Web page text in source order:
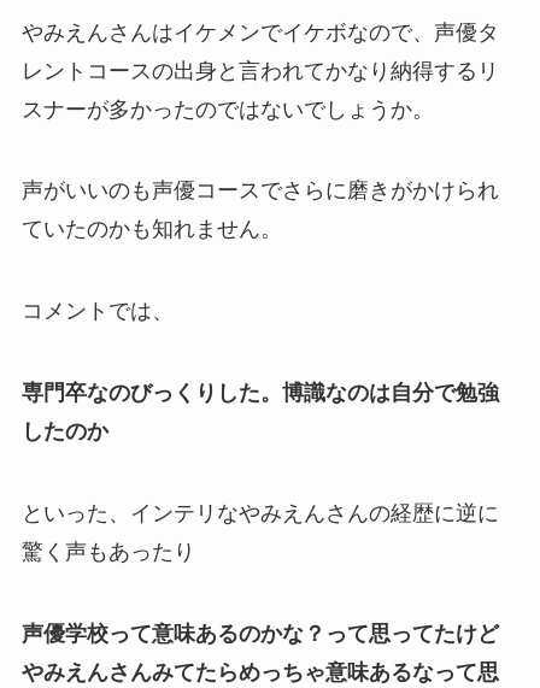
やみえんさんはイケメンでイケボなので、 声優タ
レントコースの出身 と言われてかなり納得するリ
スナーが多かったのではないでしょうか。
声がいいのも声優コースでさらに磨きがかけられ
ていたのかも知れません。
コメントでは、
専門卒なのびっくりした。博識なのは自分で勉強
したのか
といった、インテリなやみえんさんの経歴に逆に
驚く声もあったり
声優学校って意味あるのかな？って思ってたけど
やみえんさんみてたらめっちゃ意味あるなって思